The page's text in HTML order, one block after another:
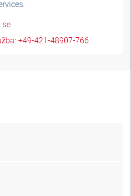
se
+49-421-48907-766